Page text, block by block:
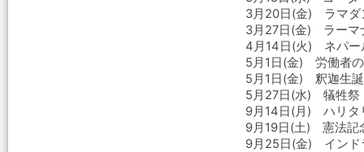
3月20日(金) ラマダ
3月27日(金) ラーマ
4月14日(火) ネパー
5月1日(金) 労働者
5月1日(金) 釈迦生
5月27日(水) 犠牲祭
9月14日(月) ハリタ
9月19日(土) 憲法記
9月25日(金) インド